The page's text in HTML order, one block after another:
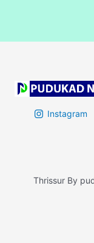
Instagram
Thrissur By